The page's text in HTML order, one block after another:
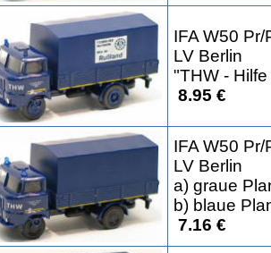
IFA W50 Pr/
LV Berlin
"THW -
8.95 €
IFA W50 Pr/
LV Berlin
a) graue
b) blaue
7.16 €